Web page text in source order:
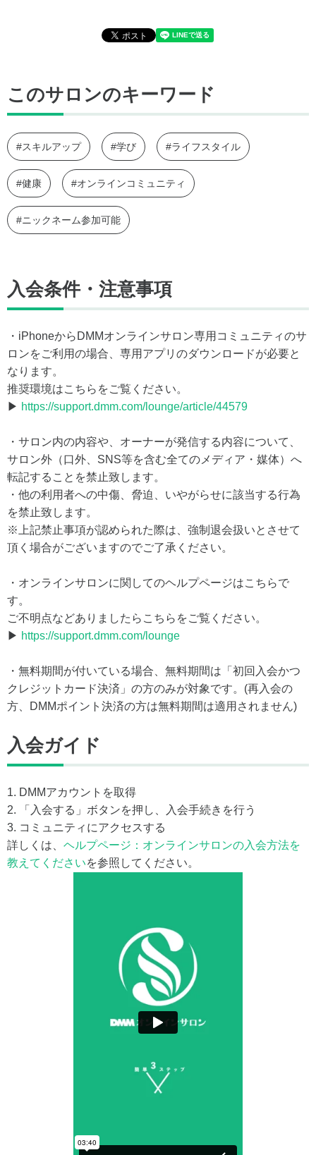
このサロンのキーワード
#スキルアップ #学び #ライフスタイル
#健康 #オンラインコミュニティ
#ニックネーム参加可能
入会条件・注意事項
・iPhoneからDMMオンラインサロン専用コミュニティのサ
ロンをご利用の場合、専用アプリのダウンロードが必要と
なります。
推奨環境はこちらをご覧ください。
▶ https://support.dmm.com/lounge/article/44579
・サロン内の内容や、オーナーが発信する内容について、
サロン外（口外、SNS等を含む全てのメディア・媒体）へ
転記することを禁止致します。
・他の利用者への中傷、脅迫、いやがらせに該当する行為
を禁止致します。
※上記禁止事項が認められた際は、強制退会扱いとさせて
頂く場合がございますのでご了承ください。
・オンラインサロンに関してのヘルプページはこちらで
す。
ご不明点などありましたらこちらをご覧ください。
▶ https://support.dmm.com/lounge
・無料期間が付いている場合、無料期間は「初回入会かつ
クレジットカード決済」の方のみが対象です。(再入会の
方、DMMポイント決済の方は無料期間は適用されません)
入会ガイド
1. DMMアカウントを取得
2. 「入会する」ボタンを押し、入会手続きを行う
3. コミュニティにアクセスする
詳しくは、 ヘルプページ：オンラインサロンの入会方法を
教えてくださいを参照してください。